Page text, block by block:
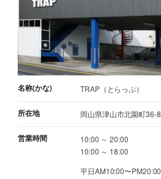
名称(かな) TRAP（とらっぷ）
所在地 岡山県津山市北園町36-8
営業時間
10:00 ～ 20:00
10:00 ～ 18:00
平日AM10:00〜PM20:00